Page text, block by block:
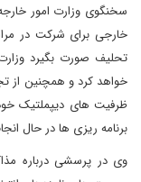
سخنگوی وزارت امور
خارجی برای شرکت در
تحلیف صورت بگیرد
خواهد کرد و همچنین از
ظرفیت های دیپملتیک
برنامه ریزی ها در حال
وی در پرسشی درباره